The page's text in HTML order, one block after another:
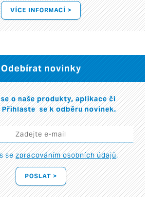
VÍCE INFORMACÍ >
Odebírat novinky
o naše produkty, aplikace či
se k odběru novinek.
sezpracováním osobních údajů.
POSLAT >